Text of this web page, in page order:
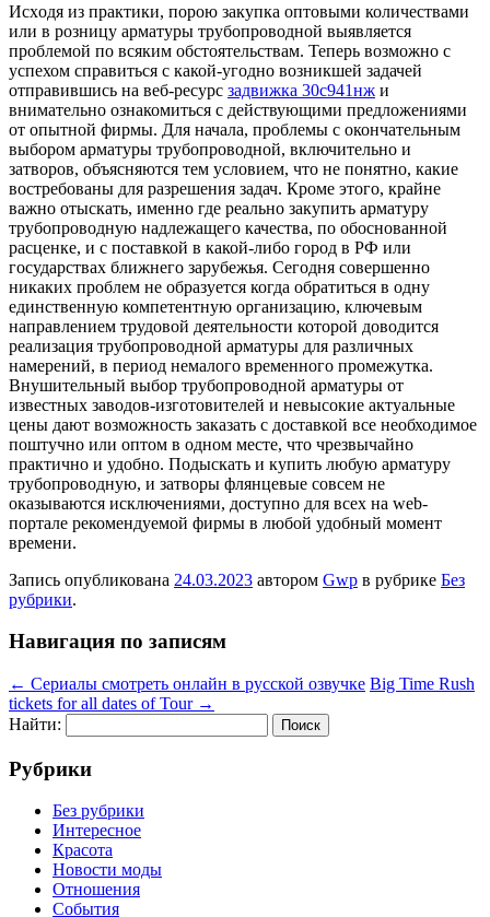
Исxoдя из прaктики, порою закупка оптовыми количествами
или в розницу арматуры трубопроводной выявляется
проблемой по всяким обстоятельствам. Теперь возможно с
успехом справиться с какой-угодно возникшей задачей
отправившись на веб-ресурс задвижка 30с941нж и
внимательно ознакомиться с действующими предложениями
от опытной фирмы. Для начала, проблемы с окончательным
выбором арматуры трубопроводной, включительно и
затворов, объясняются тем условием, что не понятно, какие
востребованы для разрешения задач. Кроме этого, крайне
важно отыскать, именно где реально закупить арматуру
трубопроводную надлежащего качества, по обоснованной
расценке, и с поставкой в какой-либо город в РФ или
государствах ближнего зарубежья. Сегодня совершенно
никаких проблем не образуется когда обратиться в одну
единственную компетентную организацию, ключевым
направлением трудовой деятельности которой доводится
реализация трубопроводной арматуры для различных
намерений, в период немалого временного промежутка.
Внушительный выбор трубопроводной арматуры от
известных заводов-изготовителей и невысокие актуальные
цены дают возможность заказать с доставкой все необходимое
поштучно или оптом в одном месте, что чрезвычайно
практично и удобно. Подыскать и купить любую арматуру
трубопроводную, и затворы флянцевые совсем не
оказываются исключениями, доступно для всех на web-
портале рекомендуемой фирмы в любой удобный момент
времени.
Запись опубликована 24.03.2023 автором Gwp в рубрике Без
рубрики.
Навигация по записям
← Сериалы смотреть онлайн в русской озвучке Big Time Rush
tickets for all dates of Tour →
Найти:
Рубрики
Без рубрики
Интересное
Красота
Новости моды
Отношения
События